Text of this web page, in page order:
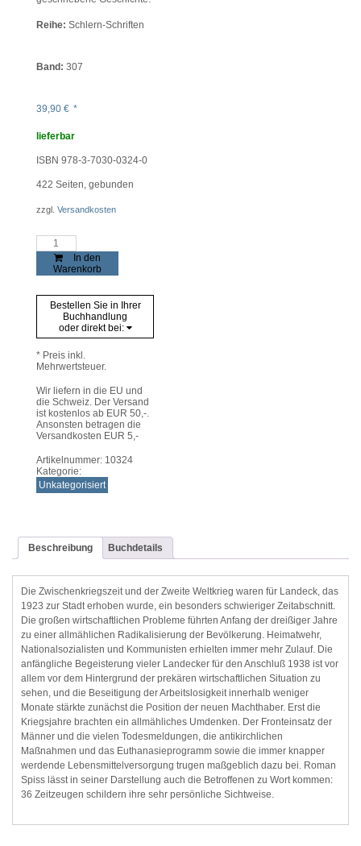
Reihe: Schlern-Schriften
Band: 307
39,90 € *
lieferbar
ISBN 978-3-7030-0324-0
422 Seiten, gebunden
zzgl. Versandkosten
Landeck
1918-
1945
Menge
In den
Warenkorb
Bestellen Sie in Ihrer
Buchhandlung
oder direkt bei:
* Preis inkl.
Mehrwertsteuer.
Wir liefern in die EU und
die Schweiz. Der Versand
ist kostenlos ab EUR 50,-.
Ansonsten betragen die
Versandkosten EUR 5,-
Artikelnummer: 10324
Kategorie:
Unkategorisiert
Beschreibung Buchdetails
Die Zwischenkriegszeit und der Zweite Weltkrieg waren für Landeck, das
1923 zur Stadt erhoben wurde, ein besonders schwieriger Zeitabschnitt.
Die großen wirtschaftlichen Probleme führten Anfang der dreißiger Jahre
zu einer allmählichen Radikalisierung der Bevölkerung. Heimatwehr,
Nationalsozialisten und Kommunisten erhielten immer mehr Zulauf. Die
anfängliche Begeisterung vieler Landecker für den Anschluß 1938 ist vor
allem vor dem Hintergrund der prekären wirtschaftlichen Situation zu
sehen, und die Beseitigung der Arbeitslosigkeit innerhalb weniger
Monate stärkte zunächst die Position der neuen Machthaber. Erst die
Kriegsjahre brachten ein allmähliches Umdenken. Der Fronteinsatz der
Männer und die vielen Todesmeldungen, die antikirchlichen
Maßnahmen und das Euthanasieprogramm sowie die immer knapper
werdende Lebensmittelversorgung trugen maßgeblich dazu bei. Roman
Spiss lässt in seiner Darstellung auch die Betroffenen zu Wort kommen:
36 Zeitzeugen schildern ihre sehr persönliche Sichtweise.